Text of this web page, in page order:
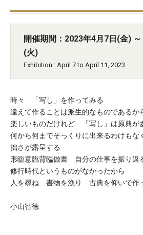
開催期間：2023年4月7日(金)
(火)
Exhibition : April 7 to April 11, 2023
時々 「写し」を作ってみる
違えて作ることは派生的なものであるか
楽しいものだけれど 「写し」は原典が
何から何までそっくりに出来るわけもな
拙さが露呈する
形臨意臨背臨倣書 自分の仕事を振り返
修行時代というものがなかったから
人を尋ね 書物を漁り 古典を仰いで作
小山智徳